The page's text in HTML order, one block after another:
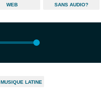
WEB SANS AUDIO?
MUSIQUE LATINE